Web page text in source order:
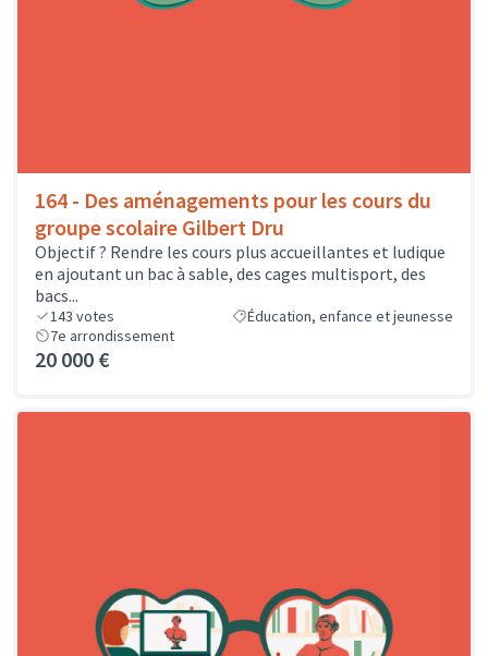
164 - Des aménagements pour les cours du
groupe scolaire Gilbert Dru
Objectif ? Rendre les cours plus accueillantes et ludique
en ajoutant un bac à sable, des cages multisport, des
bacs...
143 votes
Éducation, enfance et jeunesse
7e arrondissement
20 000 €